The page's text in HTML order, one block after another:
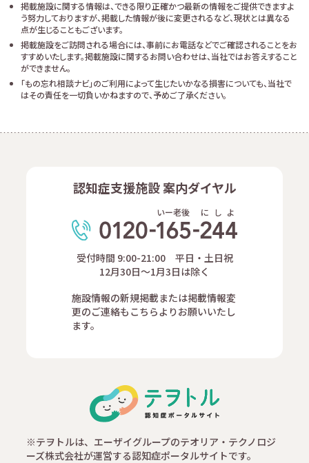
掲載施設に関する情報は、できる限り正確かつ最新の情報をご提供できますよ
う努力しておりますが、掲載した情報が後に変更されるなど、現状とは異なる
点が生じることもございます。
掲載施設をご訪問される場合には、事前にお電話などでご確認されることをお
すすめいたします。掲載施設に関するお問い合わせは、当社ではお答えすること
ができません。
「もの忘れ相談ナビ」のご利用によって生じたいかなる損害についても、当社で
はその責任を一切負いかねますので、予めご了承ください。
認知症支援施設 案内ダイヤル
いー老後 に し よ
受付時間 9:00-21:00 平日・土日祝
12月30日～1月3日は除く
施設情報の新規掲載または掲載情報変
更のご連絡もこちらよりお願いいたし
ます。
※テヲトルは、エーザイグループのテオリア・テクノロジ
ーズ株式会社が運営する認知症ポータルサイトです。